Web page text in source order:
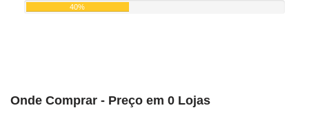
40%
Onde Comprar - Preço em 0 Lojas